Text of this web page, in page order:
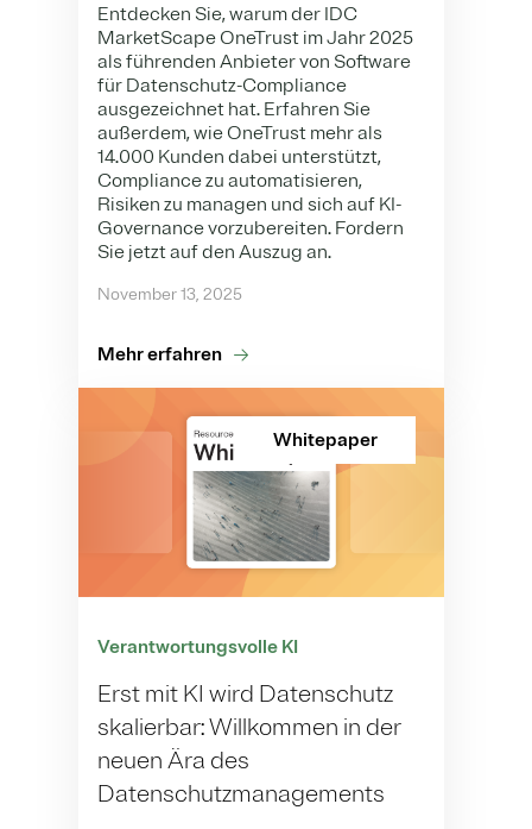
Entdecken Sie, warum der IDC
MarketScape OneTrust im Jahr 2025
als führenden Anbieter von Software
für Datenschutz-Compliance
ausgezeichnet hat. Erfahren Sie
außerdem, wie OneTrust mehr als
14.000 Kunden dabei unterstützt,
Compliance zu automatisieren,
Risiken zu managen und sich auf KI-
Governance vorzubereiten. Fordern
Sie jetzt auf den Auszug an.
November 13, 2025
Mehr erfahren
Whitepaper
Verantwortungsvolle KI
Erst mit KI wird Datenschutz
skalierbar: Willkommen in der
neuen Ära des
Datenschutzmanagements